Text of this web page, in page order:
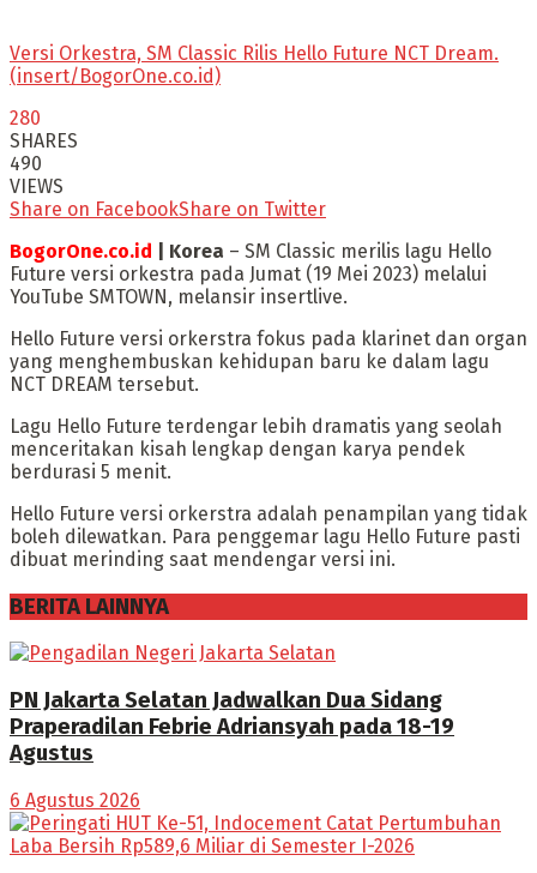
Versi Orkestra, SM Classic Rilis Hello Future NCT Dream.
(insert/BogorOne.co.id)
280
SHARES
490
VIEWS
Share on FacebookShare on Twitter
BogorOne.co.id | Korea – SM Classic merilis lagu Hello
Future versi orkestra pada Jumat (19 Mei 2023) melalui
YouTube SMTOWN, melansir insertlive.
Hello Future versi orkerstra fokus pada klarinet dan organ
yang menghembuskan kehidupan baru ke dalam lagu
NCT DREAM tersebut.
Lagu Hello Future terdengar lebih dramatis yang seolah
menceritakan kisah lengkap dengan karya pendek
berdurasi 5 menit.
Hello Future versi orkerstra adalah penampilan yang tidak
boleh dilewatkan. Para penggemar lagu Hello Future pasti
dibuat merinding saat mendengar versi ini.
BERITA LAINNYA
PN Jakarta Selatan Jadwalkan Dua Sidang
Praperadilan Febrie Adriansyah pada 18-19
Agustus
6 Agustus 2026